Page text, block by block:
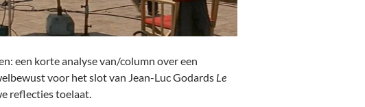
een korte analyse van/column over een
voor het slot van Jean-Luc Godards Le
reflecties toelaat.